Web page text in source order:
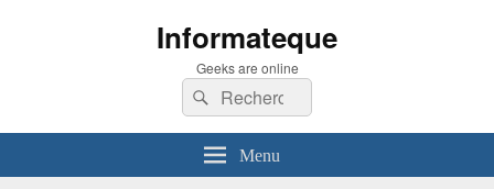
Informateque
Geeks are online
Recherche :
Rechercher
Menu